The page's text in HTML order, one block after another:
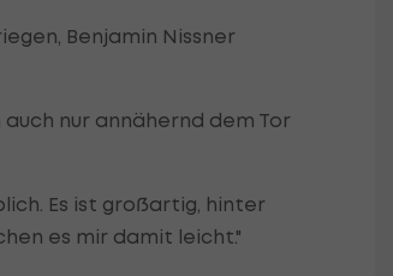
Benjamin Nissner
nur annähernd dem Tor
Es ist großartig, hinter
es mir damit leicht."